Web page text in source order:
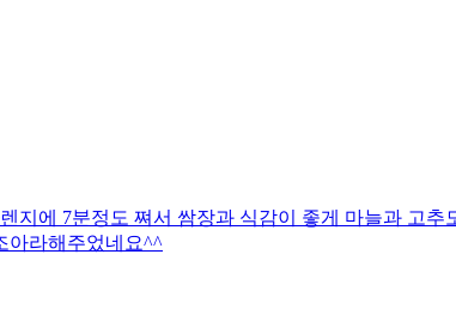
에 7분정도 쪄서 쌈장과 식감이 좋게 마늘과 고
아라해주었네요^^